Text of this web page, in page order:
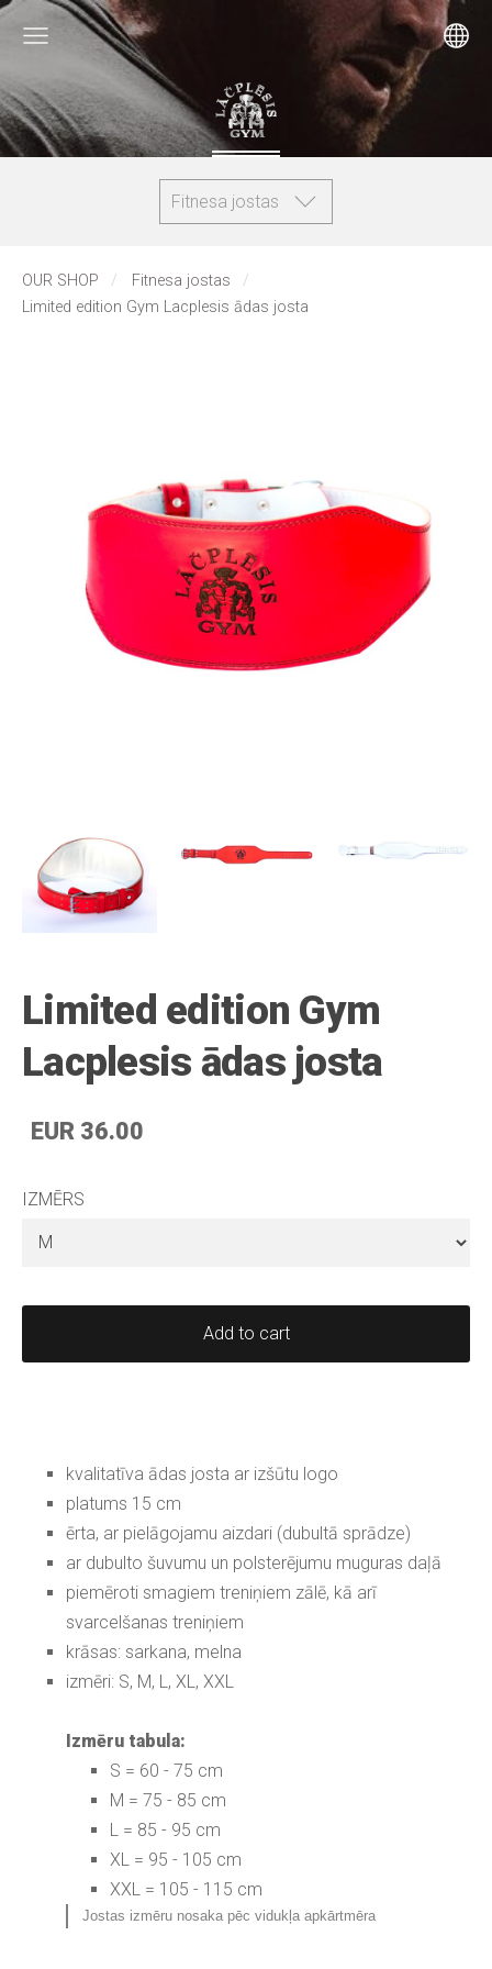
Fitnesa jostas
OUR SHOP
Fitnesa jostas
Limited edition Gym Lacplesis ādas josta
Limited edition Gym
Lacplesis ādas josta
EUR 36.00
IZMĒRS
Add to cart
kvalitatīva ādas josta ar izšūtu logo
platums 15 cm
ērta, ar pielāgojamu aizdari (dubultā sprādze)
ar dubulto šuvumu un polsterējumu muguras daļā
piemēroti smagiem treniņiem zālē, kā arī
svarcelšanas treniņiem
krāsas: sarkana, melna
izmēri: S, M, L, XL, XXL
Izmēru tabula:
S = 60 - 75 cm
M = 75 - 85 cm
L = 85 - 95 cm
XL = 95 - 105 cm
XXL = 105 - 115 cm
Jostas izmēru nosaka pēc vidukļa apkārtmēra